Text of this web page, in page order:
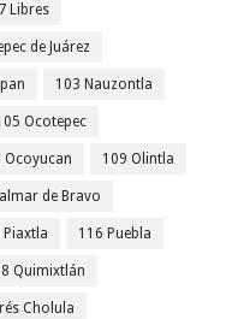
Libres
de Juárez
103 Nauzontla
Ocotepec
Ocoyucan 109 Olintla
de Bravo
Piaxtla 116 Puebla
Quimixtlán
Cholula